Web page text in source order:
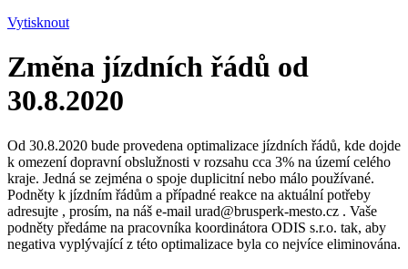
Vytisknout
Změna jízdních řádů od
30.8.2020
Od 30.8.2020 bude provedena optimalizace jízdních řádů, kde dojde
k omezení dopravní obslužnosti v rozsahu cca 3% na území celého
kraje. Jedná se zejména o spoje duplicitní nebo málo používané.
Podněty k jízdním řádům a případné reakce na aktuální potřeby
adresujte , prosím, na náš e-mail urad@brusperk-mesto.cz . Vaše
podněty předáme na pracovníka koordinátora ODIS s.r.o. tak, aby
negativa vyplývající z této optimalizace byla co nejvíce eliminována.